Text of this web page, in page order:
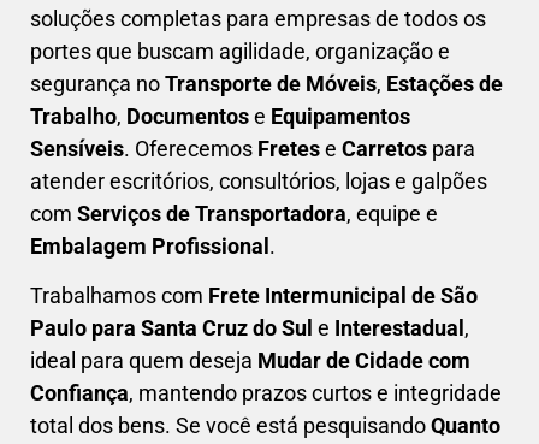
soluções completas para empresas de todos os
portes que buscam agilidade, organização e
segurança noTransporte de Móveis, Estações de
Trabalho, Documentose Equipamentos
Sensíveis. Oferecemos Fretese Carretos para
atender escritórios, consultórios, lojas e galpões
com Serviços de Transportadora, equipe e
Embalagem Profissional.
Trabalhamos com Frete Intermunicipal de São
Paulo para Santa Cruz do Sul e Interestadual ,
ideal para quem deseja Mudar de Cidade com
Confiança, mantendo prazos curtos e integridade
total dos bens. Se você está pesquisandoQuanto